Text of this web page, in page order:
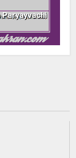
Paryayvachi